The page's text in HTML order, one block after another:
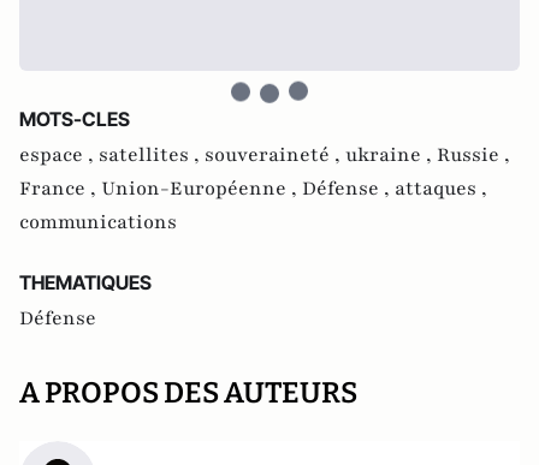
MOTS-CLES
espace , satellites , souveraineté , ukraine , Russie ,
France , Union-Européenne , Défense , attaques ,
communications
THEMATIQUES
Défense
A PROPOS DES AUTEURS